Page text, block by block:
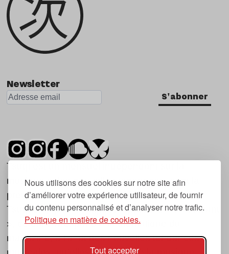
Nous utilisons des cookies sur notre site afin
d’améliorer votre expérience utilisateur, de fournir
du contenu personnalisé et d’analyser notre trafic.
Politique en matière de cookies.
Tout accepter
Newsletter
S'abonner
Tsugi est un mensuel indépendant sur la
musique et les nouvelles tendances, dont la
première parution date de 2007.
Tsugi en japonais signifie « prochain », « suivant
», ce qui correspond à la thématique du
magazine, à l’affût des nouvelles tendances